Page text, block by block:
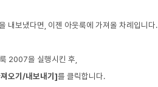
내보냈다면, 이젠 아웃룩에 가져올 차례입니다.
2007을 실행시킨 후,
오기/내보내기]를 클릭합니다.